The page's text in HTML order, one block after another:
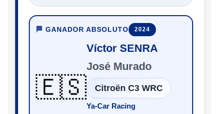
🏁 GANADOR ABSOLUTO 2024
🇪🇸
Víctor SENRA
José Murado
Citroën C3 WRC
Ya-Car Racing